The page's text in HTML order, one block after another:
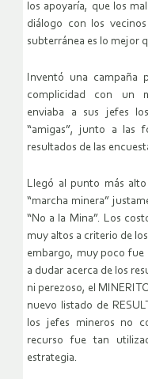
los apoyaría, que los
diálogo con los
subterránea es lo mejor
Inventó una campaña
complicidad con un
enviaba a sus jefes
“amigas”, junto a las
resultados de las
Llegó al punto más
“marcha minera”
“No a la Mina”. Los
muy altos a criterio de
embargo, muy poco fue
a dudar acerca de los
ni perezoso, el
nuevo listado de
los jefes mineros no
recurso fue tan
estrategia.